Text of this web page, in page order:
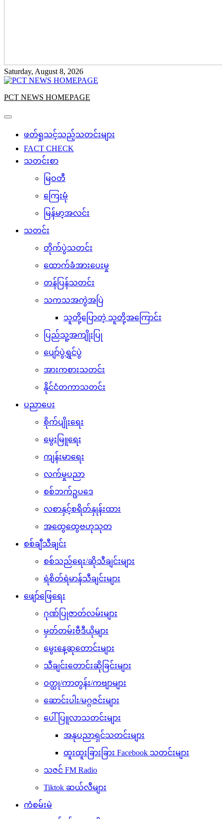
Saturday, August 8, 2026
PCT NEWS HOMEPAGE
ဖတ်ရှုသင့်သည့်သတင်းများ
FACT CHECK
သတင်းစာ
မြဝတီ
ကြေးမုံ
မြန်မာ့အလင်း
သတင်း
တိုက်ပွဲသတင်း
ထောက်ခံအားပေးမှု
တန်ပြန်သတင်း
သကသအကွဲအပြဲ
သူတို့ပြောတဲ့ သူတို့အကြောင်း
ပြည်သူ့အကျိုးပြု
ပျော်ပွဲရွှင်ပွဲ
အားကစားသတင်း
နိုင်ငံတကာသတင်း
ပညာပေး
စိုက်ပျိုးရေး
မွေးမြူရေး
ကျန်းမာရေး
လက်မှုပညာ
စစ်ဘက်ဥပဒေ
လစာနှင့်စရိတ်နှုန်းထား
အထွေထွေဗဟုသုတ
စစ်ချီသီချင်း
စစ်သည်ရေး/ဆိုသီချင်းများ
ရဲစိတ်ရဲမာန်သီချင်းများ
ဖျော်ဖြေရေး
ဂုဏ်ပြုဇာတ်လမ်းများ
မှတ်တမ်းဗီဒီယိုများ
မွေးနေ့ဆုတောင်းများ
သီချင်းတောင်းဆိုခြင်းများ
ဝတ္ထု/ကာတွန်း/ကဗျာများ
ဆောင်းပါး/မဂ္ဂဇင်းများ
ပေါ်ပြူလာသတင်းများ
အနုပညာရှင်သတင်းများ
ထူးထူးခြားခြား Facebook သတင်းများ
သဇင် FM Radio
Tiktok ဆယ်လီများ
ကံစမ်းမဲ